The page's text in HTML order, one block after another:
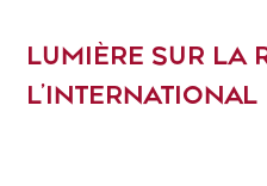
LUMIÈRE SUR LA
L’INTERNATIONAL